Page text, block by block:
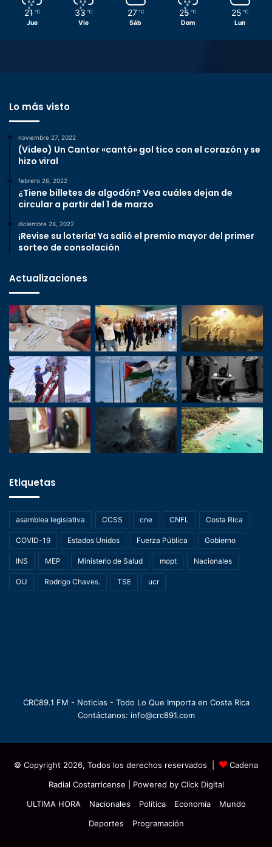
21 ℃
Jue
33 ℃
Vie
27 ℃
Sáb
25 ℃
Dom
25 ℃
Lun
Lo más visto
noviembre 27, 2022
(Video) Un Cantor «cantó» gol tico con el corazón y se
hizo viral
febrero 26, 2022
¿Tiene billetes de algodón? Vea cuáles dejan de
circular a partir del 1 de marzo
diciembre 24, 2022
¡Revise su lotería! Ya salió el premio mayor del primer
sorteo de consolación
Actualizaciones
Etiquetas
asamblea legislativa CCSS cne CNFL Costa Rica
COVID-19 Estados Unidos Fuerza Pública Gobierno
INS MEP Ministerio de Salud mopt Nacionales
OIJ Rodrigo Chaves. TSE ucr
CRC89.1 FM - Noticias - Todo Lo Que Importa en Costa Rica
Contáctanos: info@crc891.com
© Copyright 2026, Todos los derechos reservados |
Cadena
Radial Costarricense | Powered by Click Digital
ULTIMA HORA
Nacionales Política Economía
Mundo
Deportes
Programación